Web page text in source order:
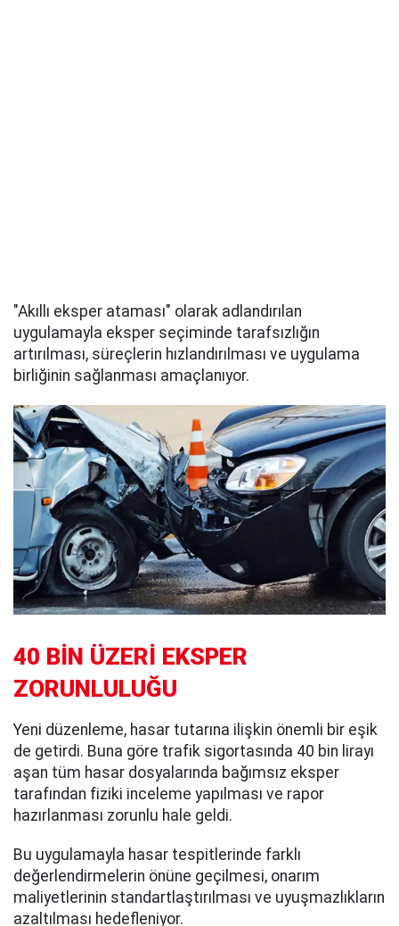
"Akıllı eksper ataması" olarak adlandırılan
uygulamayla eksper seçiminde tarafsızlığın
artırılması, süreçlerin hızlandırılması ve uygulama
birliğinin sağlanması amaçlanıyor.
40 BİN ÜZERİ EKSPER
ZORUNLULUĞU
Yeni düzenleme, hasar tutarına ilişkin önemli bir eşik
de getirdi. Buna göre trafik sigortasında 40 bin lirayı
aşan tüm hasar dosyalarında bağımsız eksper
tarafından fiziki inceleme yapılması ve rapor
hazırlanması zorunlu hale geldi.
Bu uygulamayla hasar tespitlerinde farklı
değerlendirmelerin önüne geçilmesi, onarım
maliyetlerinin standartlaştırılması ve uyuşmazlıkların
azaltılması hedefleniyor.